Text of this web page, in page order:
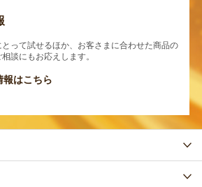
って試せるほか、お客さまに合わせた商品の
談にもお応えします。
報はこちら